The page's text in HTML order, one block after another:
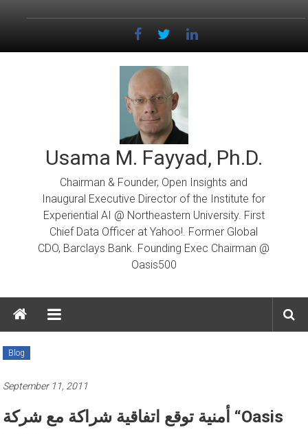
Usama M. Fayyad, Ph.D.
Chairman & Founder, Open Insights and
Inaugural Executive Director of the Institute for
Experiential AI @ Northeastern University. First
Chief Data Officer at Yahoo!. Former Global
CDO, Barclays Bank. Founding Exec Chairman @
Oasis500
Blog
September 11, 2011
أمنية توقع اتفاقية شراكة مع شركة “Oasis